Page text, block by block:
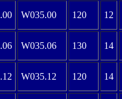
W035.00 120 12
W035.06 130 14
W035.12 120 14